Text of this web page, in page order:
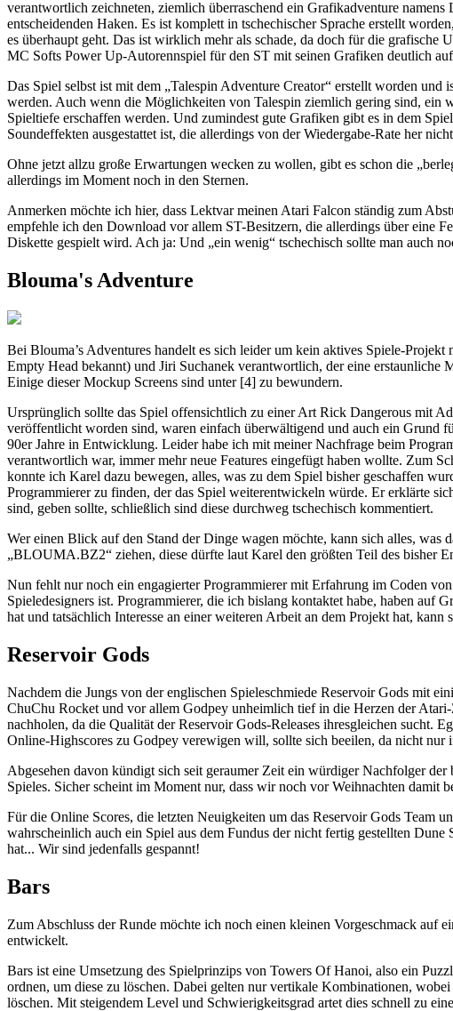
verantwortlich zeichneten, ziemlich überraschend ein Grafikadventure
entscheidenden Haken. Es ist komplett in tschechischer Sprache erstellt
es überhaupt geht. Das ist wirklich mehr als schade, da doch für die
MC Softs Power Up-Autorennspiel für den ST mit seinen Grafiken deutlich
Das Spiel selbst ist mit dem „Talespin Adventure Creator“ erstellt worden
werden. Auch wenn die Möglichkeiten von Talespin ziemlich gering sind, ein
Spieltiefe erschaffen werden. Und zumindest gute Grafiken gibt es in dem
Soundeffekten ausgestattet ist, die allerdings von der Wiedergabe-Rate her
Ohne jetzt allzu große Erwartungen wecken zu wollen, gibt es schon die
allerdings im Moment noch in den Sternen.
Anmerken möchte ich hier, dass Lektvar meinen Atari Falcon ständig zum
empfehle ich den Download vor allem ST-Besitzern, die allerdings über eine
Diskette gespielt wird. Ach ja: Und „ein wenig“ tschechisch sollte man auch
Blouma's Adventure
Bei Blouma’s Adventures handelt es sich leider um kein aktives Spiele-
Empty Head bekannt) und Jiri Suchanek verantwortlich, der eine
Einige dieser Mockup Screens sind unter [4] zu bewundern.
Ursprünglich sollte das Spiel offensichtlich zu einer Art Rick Dangerous mit
veröffentlicht worden sind, waren einfach überwältigend und auch ein Grund
90er Jahre in Entwicklung. Leider habe ich mit meiner Nachfrage beim
verantwortlich war, immer mehr neue Features eingefügt haben wollte. Zum
konnte ich Karel dazu bewegen, alles, was zu dem Spiel bisher geschaffen
Programmierer zu finden, der das Spiel weiterentwickeln würde. Er erklärte
sind, geben sollte, schließlich sind diese durchweg tschechisch kommentiert.
Wer einen Blick auf den Stand der Dinge wagen möchte, kann sich alles,
„BLOUMA.BZ2“ ziehen, diese dürfte laut Karel den größten Teil des bisher
Nun fehlt nur noch ein engagierter Programmierer mit Erfahrung im Coden
Spieledesigners ist. Programmierer, die ich bislang kontaktet habe, haben auf
hat und tatsächlich Interesse an einer weiteren Arbeit an dem Projekt hat,
Reservoir Gods
Nachdem die Jungs von der englischen Spieleschmiede Reservoir Gods mit
ChuChu Rocket und vor allem Godpey unheimlich tief in die Herzen der
nachholen, da die Qualität der Reservoir Gods-Releases ihresgleichen sucht.
Online-Highscores zu Godpey verewigen will, sollte sich beeilen, da nicht
Abgesehen davon kündigt sich seit geraumer Zeit ein würdiger Nachfolger
Spieles. Sicher scheint im Moment nur, dass wir noch vor Weihnachten damit
Für die Online Scores, die letzten Neuigkeiten um das Reservoir Gods Team
wahrscheinlich auch ein Spiel aus dem Fundus der nicht fertig gestellten
hat... Wir sind jedenfalls gespannt!
Bars
Zum Abschluss der Runde möchte ich noch einen kleinen Vorgeschmack auf
entwickelt.
Bars ist eine Umsetzung des Spielprinzips von Towers Of Hanoi, also ein
ordnen, um diese zu löschen. Dabei gelten nur vertikale Kombinationen,
löschen. Mit steigendem Level und Schwierigkeitsgrad artet dies schnell zu